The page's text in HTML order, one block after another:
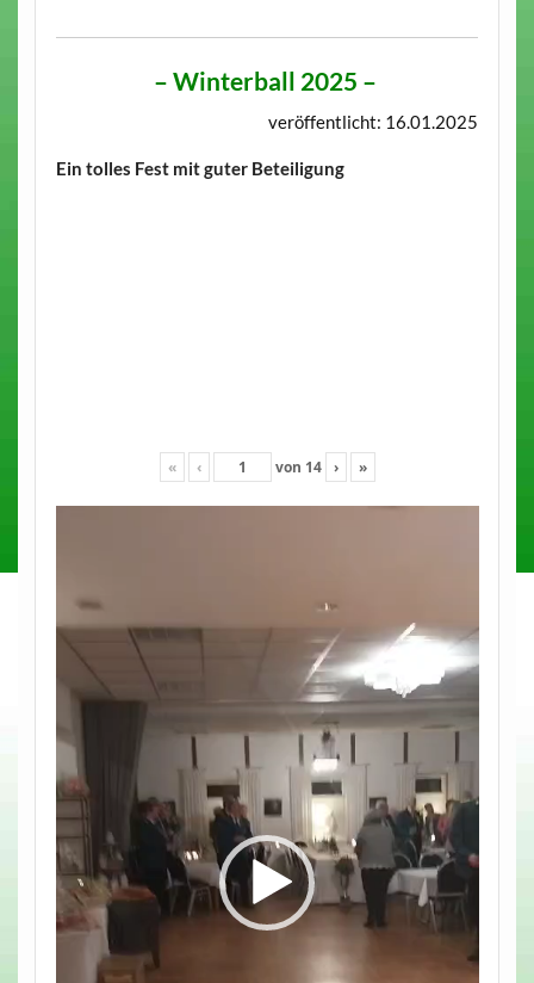
–Winterball 2025 –
veröffentlicht: 16.01.2025
Ein tolles Fest mit guter Beteiligung
« ‹ von 14 › »